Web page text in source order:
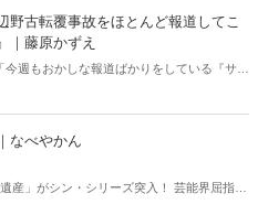
編集部員のライター・梶原がお送りする時事
野古転覆事故をほとんど報道してこ
｜藤原かずえ
今週もおかしな報道ばかりをしている『サン
モニ】。
なべやかん
産」がシン・シリーズ突入！ 芸能界屈指の